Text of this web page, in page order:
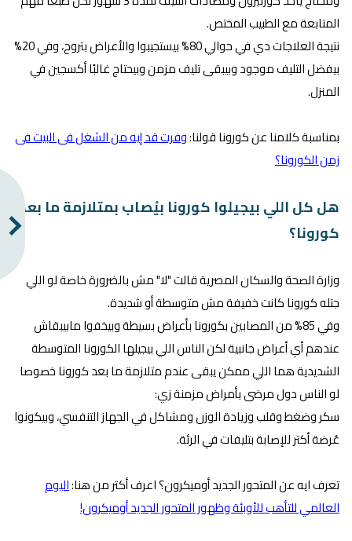
المتابعة مع الطبيب المختص.
نتيجة العلاجات دي في حوالي 80% بيستجيبوا والأعراض بتروح، وفي 20%
بيفضل التليف موجود وبيبقى تليف مزمن وبيحتاج غالبًا أكسجين في
المنزل.
بمناسبة كلامنا عن كورونا قولنا:وفرت قد إيه من الشغل فى البيت فى
زمن الكورونا؟
هل كل اللي بيجيلوا كورونا بيُصاب بمتلازمة ما بعد
كورونا؟
وزارة الصحة والسكان المصرية قالت "لا" مش بالضرورة خاصة لو اللي
جتله كورونا كانت خفيفة مش متوسطة أو شديدة.
وفي 85% من المصابين بكورونا بأعراض بسيطة وبيخفوا مابيبقاش
عندهم أي أعراض جانبية لكن الناس اللي بيجيلها الكورونا المتوسطة
الشديدية هما اللي ممكن يبقى عندم متلازمة ما بعد كورونا خصوصا
لو الناس دول مرضى بأمراض مزمنة زي:
سكر وضغط وقلب وزيادة الوزن ومشاكل في الجهاز التنفسي، وبيكونوا
عُرضة أكتر للإصابة بتليفات في الرئة.
تعرف ايه عن المتحور الجديد أوميكرون؟ اعرف أكتر من هنا:اليوم
العالمي للتأهب للأوبئة وظهور المتحور الجديد أوميكرون!